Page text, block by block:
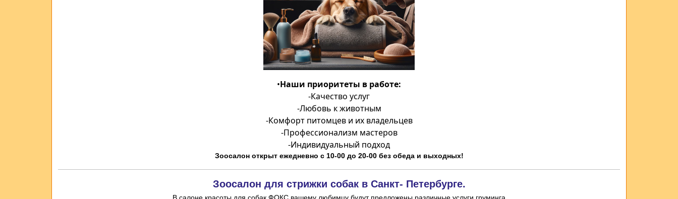
•Наши приоритеты в работе:
-Качество услуг
-Любовь к животным
-Комфорт питомцев и их владельцев
-Профессионализм мастеров
-Индивидуальный подход
Зоосалон открыт ежедневно с 10-00 до 20-00 без обеда и выходных!
Зоосалон для стрижки собак в Санкт- Петербурге.